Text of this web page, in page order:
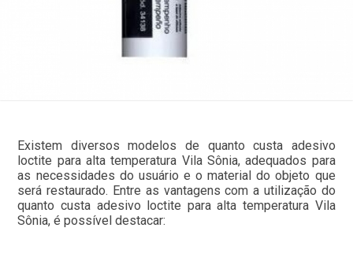
Existem diversos modelos de quanto custa adesivo
loctite para alta temperatura Vila Sônia, adequados para
as necessidades do usuário e o material do objeto que
será restaurado. Entre as vantagens com a utilização do
quanto custa adesivo loctite para alta temperatura Vila
Sônia, é possível destacar: